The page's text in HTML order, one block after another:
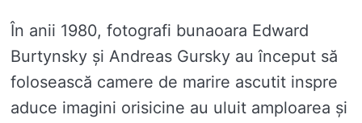
În anii 1980, fotografi bunaoara Edward
Burtynsky și Andreas Gursky au început să
folosească camere de marire ascutit inspre
aduce imagini orisicine au uluit amploarea și